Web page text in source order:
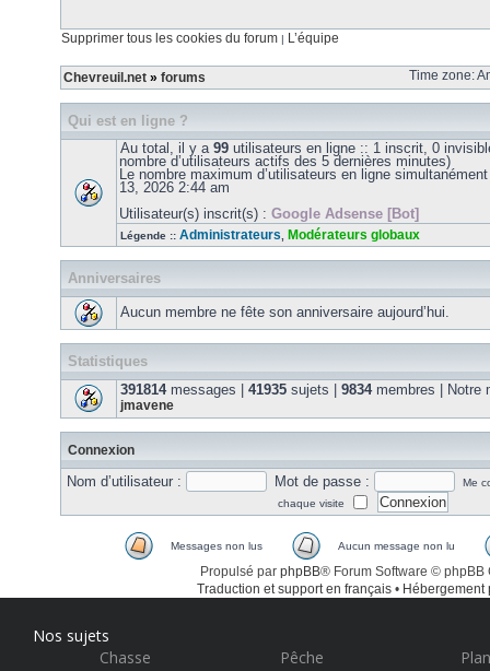
Supprimer tous les cookies du forum | L’équipe
Chevreuil.net » forums Time zone:
Qui est en ligne ?
Au total, il y a 99 utilisateurs en ligne :: 1 inscrit, 0
nombre d’utilisateurs actifs des 5 dernières minutes)
Le nombre maximum d’utilisateurs en ligne
13, 2026 2:44 am
Utilisateur(s) inscrit(s) : Google Adsense [Bot]
Légende :: Administrateurs Modérateurs globaux
Anniversaires
Aucun membre ne fête son anniversaire aujourd’hui.
Statistiques
391814messages | 41935 sujets | 9834membres | Notre
jmavene
Connexion
Nom d’utilisateur : Mot de passe :
Me
chaque visite
Messages non lus Aucun message non lu
Propulsé par phpBB® Forum Software © phpBB
Traduction et support en français • Hébergement
Nos sujets
Chasse
Pêche